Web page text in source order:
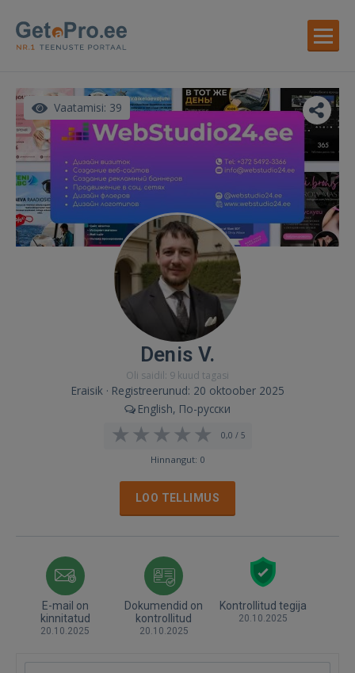
Vaatamisi: 39
Denis V.
Oli saidil: 9 kuud tagasi
Eraisik · Registreerunud: 20 oktoober 2025
English, По-русски
0,0 / 5
Hinnangut: 0
LOO TELLIMUS
E-mail on
kinnitatud
20.10.2025
Dokumendid on
kontrollitud
20.10.2025
Kontrollitud tegija
20.10.2025